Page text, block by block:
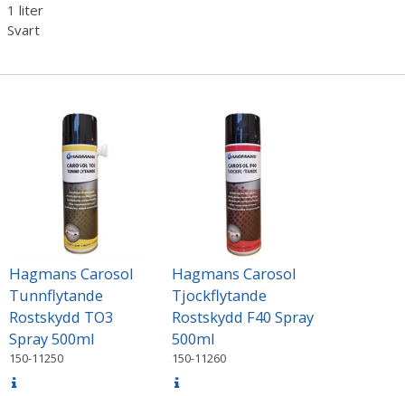
1 liter
Svart
Hagmans Carosol
Tunnflytande
Rostskydd TO3
Spray 500ml
150-11250
Hagmans Carosol
Tjockflytande
Rostskydd F40 Spray
500ml
150-11260